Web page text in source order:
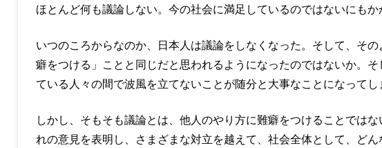
ほとんど何も議論しない。今の社会に満足しているのではないにもか
いつのころからなのか、日本人は議論をしなくなった。そして、そ
癖をつける」ことと同じだと思われるようになったのではないか。
ている人々の間で波風を立てないことが随分と大事なことになってし
しかし、そもそも議論とは、他人のやり方に難癖をつけることでは
れの意見を表明し、さまざまな対立を越えて、社会全体として、ど